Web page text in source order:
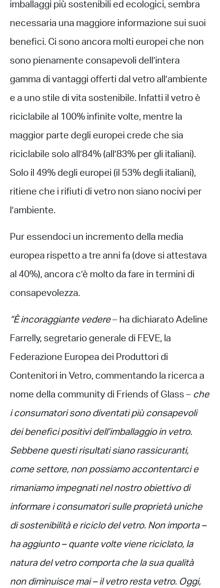
imballaggi più sostenibili ed ecologici, sembra
necessaria una maggiore informazione sui suoi
benefici. Ci sono ancora molti europei che non
sono pienamente consapevoli dell’intera
gamma di vantaggi offerti dal vetro all’ambiente
e a uno stile di vita sostenibile. Infatti il vetro è
riciclabile al 100% infinite volte, mentre la
maggior parte degli europei crede che sia
riciclabile solo all’84% (all’83% per gli italiani).
Solo il 49% degli europei (il 53% degli italiani),
ritiene che i rifiuti di vetro non siano nocivi per
l’ambiente.
Pur essendoci un incremento della media
europea rispetto a tre anni fa (dove si attestava
al 40%), ancora c’è molto da fare in termini di
consapevolezza.
“È incoraggiante vedere– ha dichiarato Adeline
Farrelly, segretario generale di FEVE, la
Federazione Europea dei Produttori di
Contenitori in Vetro, commentando la ricerca a
nome della community di Friends of Glass – che
i consumatori sono diventati più consapevoli
dei benefici positivi dell’imballaggio in vetro.
Sebbene questi risultati siano rassicuranti,
come settore, non possiamo accontentarci e
rimaniamo impegnati nel nostro obiettivo di
informare i consumatori sulle proprietà uniche
di sostenibilità e riciclo del vetro. Non importa –
ha aggiunto – quante volte viene riciclato, la
natura del vetro comporta che la sua qualità
non diminuisce mai – il vetro resta vetro. Oggi,